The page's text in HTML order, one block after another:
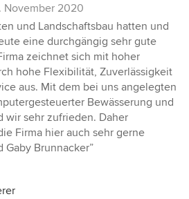
November 2020
und Landschaftsbau hatten und
eine durchgängig sehr gute
zeichnet sich mit hoher
hohe Flexibilität, Zuverlässigkeit
aus. Mit dem bei uns angelegten
Bewässerung und
wir sehr zufrieden. Daher
Firma hier auch sehr gerne
Gaby Brunnacker”